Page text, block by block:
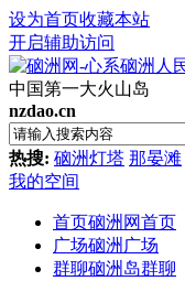
设为首页收藏本站
开启辅助访问
中国第一大火山岛
nzdao.cn
热搜: 硇洲灯塔 那晏滩
我的空间
首页硇洲网首页
广场硇洲广场
群聊硇洲岛群聊